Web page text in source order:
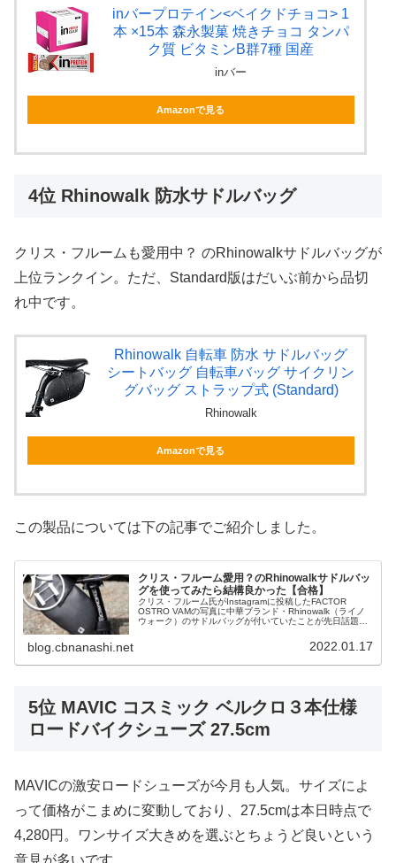
inバープロテイン<ベイクドチョコ> 1
本 ×15本 森永製菓 焼きチョコ タンパ
ク質 ビタミンB群7種 国産
inバー
Amazonで見る
4位 Rhinowalk 防水サドルバッグ
クリス・フルームも愛用中？ のRhinowalkサドルバッグが
上位ランクイン。ただ、Standard版はだいぶ前から品切
れ中です。
Rhinowalk 自転車 防水 サドルバッグ
シートバッグ 自転車バッグ サイクリン
グバッグ ストラップ式 (Standard)
Rhinowalk
Amazonで見る
この製品については下の記事でご紹介しました。
クリス・フルーム愛用？のRhinowalkサドルバッ
グを使ってみたら結構良かった【合格】
クリス・フルーム氏がInstagramに投稿したFACTOR
OSTRO VAMの写真に中華ブランド・Rhinowalk（ライノ
ウォーク）のサドルバッグが付いていたことが先日話題に
blog.cbnanashi.net 2022.01.17
5位 MAVIC コスミック ベルクロ３本仕様
ロードバイクシューズ 27.5cm
MAVICの激安ロードシューズが今月も人気。サイズによ
って価格がこまめに変動しており、27.5cmは本日時点で
4,280円。ワンサイズ大きめを選ぶとちょうど良いという
意見が多いです。